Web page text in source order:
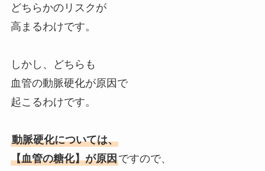
どちらかのリスクが
高まるわけです。
しかし、どちらも
血管の動脈硬化が原因で
起こるわけです。
動脈硬化については、
【血管の糖化】が原因ですので、